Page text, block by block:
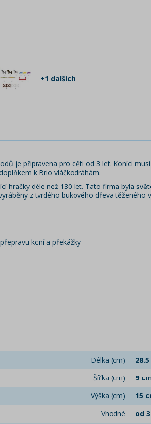
+1 dalších
je připravena pro děti od 3 let. Koníci
k Brio vláčkodráhám.
hračky déle než 130 let. Tato firma byla
z tvrdého bukového dřeva
koní a překážky
Délka (cm)
Šířka (cm)
9 cm
Výška (cm)
15
Vhodné
od